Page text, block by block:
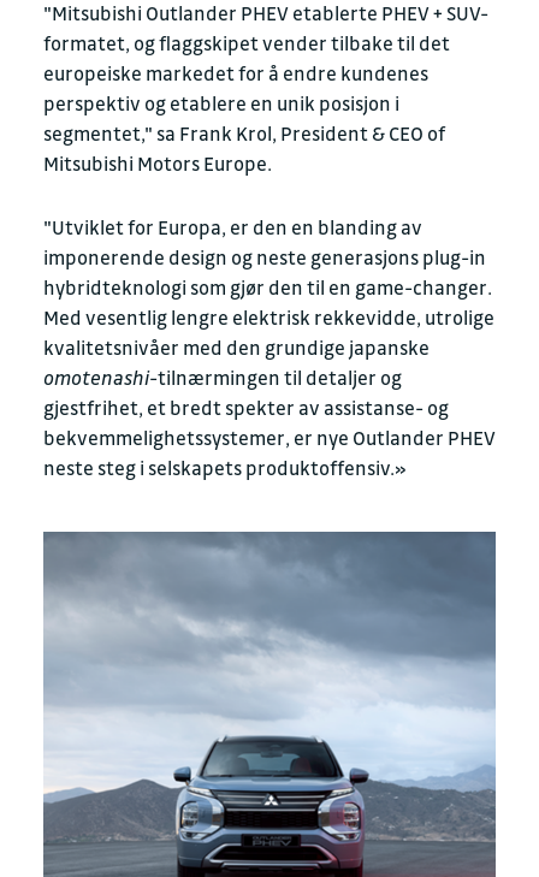
"Mitsubishi Outlander PHEV etablerte PHEV + SUV-
formatet, og flaggskipet vender tilbake til det
europeiske markedet for å endre kundenes
perspektiv og etablere en unik posisjon i
segmentet," sa Frank Krol, President & CEO of
Mitsubishi Motors Europe.
"Utviklet for Europa, er den en blanding av
imponerende design og neste generasjons plug-in
hybridteknologi som gjør den til en game-changer.
Med vesentlig lengre elektrisk rekkevidde, utrolige
kvalitetsnivåer med den grundige japanske
omotenashi-tilnærmingen til detaljer og
gjestfrihet, et bredt spekter av assistanse- og
bekvemmelighetssystemer, er nye Outlander PHEV
neste steg i selskapets produktoffensiv.»